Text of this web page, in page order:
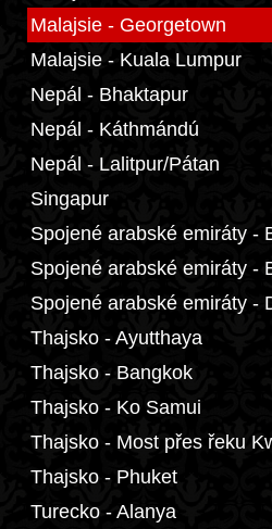
Malajsie - Georgetown
Malajsie - Kuala Lumpur
Nepál - Bhaktapur
Nepál - Káthmándú
Nepál - Lalitpur/Pátan
Singapur
Spojené arabské emiráty -
Spojené arabské emiráty -
Spojené arabské emiráty -
Thajsko - Ayutthaya
Thajsko - Bangkok
Thajsko - Ko Samui
Thajsko - Most přes řeku
Thajsko - Phuket
Turecko - Alanya